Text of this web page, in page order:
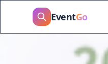
EventGo